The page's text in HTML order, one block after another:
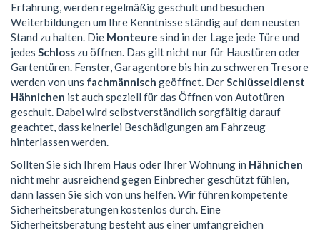
Erfahrung, werden regelmäßig geschult und besuchen
Weiterbildungen um Ihre Kenntnisse ständig auf dem neusten
Stand zu halten. Die Monteure sind in der Lage jede Türe und
jedes Schloss zu öffnen. Das gilt nicht nur für Haustüren oder
Gartentüren. Fenster, Garagentore bis hin zu schweren Tresore
werden von uns fachmännisch geöffnet. DerSchlüsseldienst
Hähnichen ist auch speziell für das Öffnen von Autotüren
geschult. Dabei wird selbstverständlich sorgfältig darauf
geachtet, dass keinerlei Beschädigungen am Fahrzeug
hinterlassen werden.
Sollten Sie sich Ihrem Haus oder Ihrer Wohnung in Hähnichen
nicht mehr ausreichend gegen Einbrecher geschützt fühlen,
dann lassen Sie sich von uns helfen. Wir führen kompetente
Sicherheitsberatungen kostenlos durch. Eine
Sicherheitsberatung besteht aus einer umfangreichen